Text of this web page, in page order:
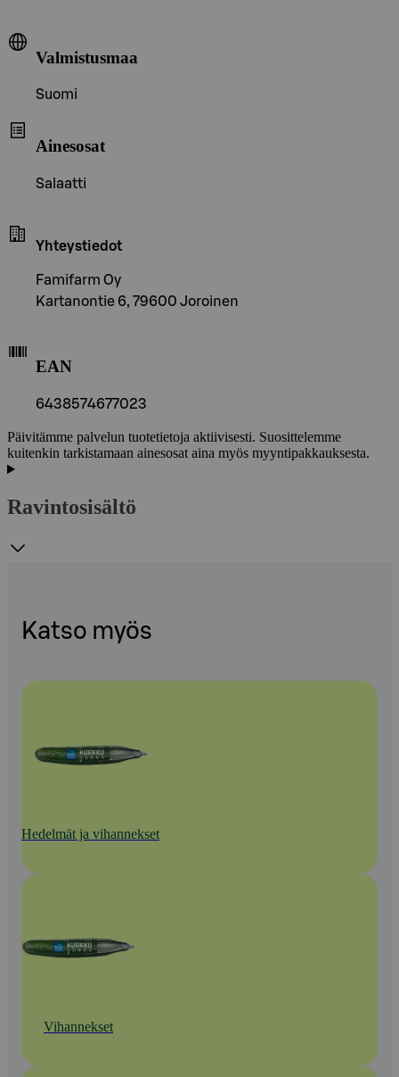
Valmistusmaa
Suomi
Ainesosat
Salaatti
Yhteystiedot
Famifarm Oy
Kartanontie 6, 79600 Joroinen
EAN
6438574677023
Päivitämme palvelun tuotetietoja aktiivisesti. Suosittelemme
kuitenkin tarkistamaan ainesosat aina myös myyntipakkauksesta.
Ravintosisältö
Katso myös
Hedelmät ja vihannekset
Vihannekset